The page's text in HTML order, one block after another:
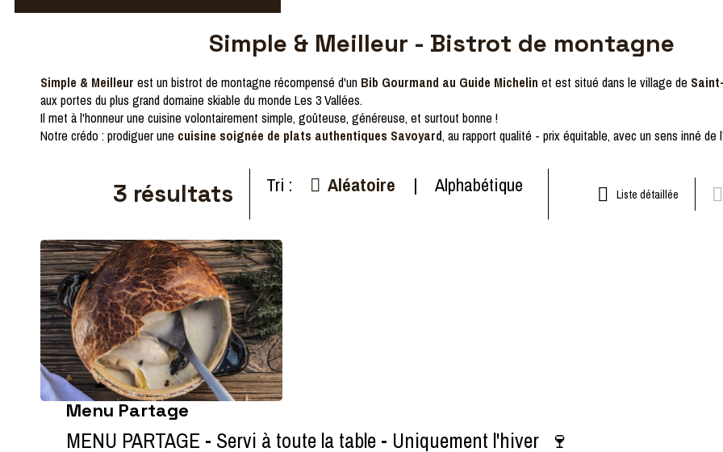
Simple & Meilleur - Bistrot de montagne
Simple & Meilleur est un bistrot de montagne récompensé d'un Bib Gourmand au Guide Michelin et est situé dans le village de
aux portes du plus grand domaine skiable du monde Les 3 Vallées.
Il met à l'honneur une cuisine volontairement simple, goûteuse, généreuse, et surtout bonne !
Notre crédo : prodiguer une cuisine soignée de plats authentiques Savoyard, au rapport qualité - prix équitable, avec un sens inné de
Liste détaillée
3 résultats Tri : Aléatoire Alphabétique
Menu Partage
MENU PARTAGE - Servi à toute la table - Uniquement l'hiver 🍷